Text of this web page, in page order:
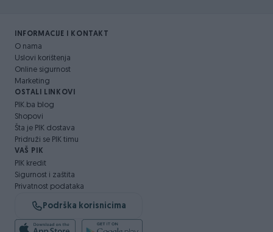
INFORMACIJE I KONTAKT
O nama
Uslovi korištenja
Online sigurnost
Marketing
OSTALI LINKOVI
PIK.ba blog
Shopovi
Šta je PIK dostava
Pridruži se PIK timu
VAŠ PIK
PIK kredit
Sigurnost i zaštita
Privatnost podataka
Podrška korisnicima